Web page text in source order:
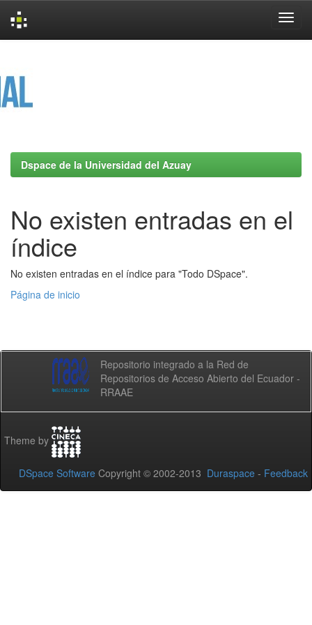
Dspace de la Universidad del Azuay
No existen entradas en el
índice
No existen entradas en el índice para "Todo DSpace".
Página de inicio
Repositorio integrado a la Red de
Repositorios de Acceso Abierto del Ecuador -
RRAAE
Theme by
DSpace Software Copyright © 2002-2013 Duraspace - Feedback